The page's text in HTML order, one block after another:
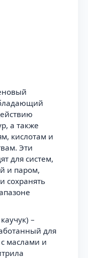
а также
кислотам и
Эти
для систем,
и паром,
сохранять
–
для
маслами и